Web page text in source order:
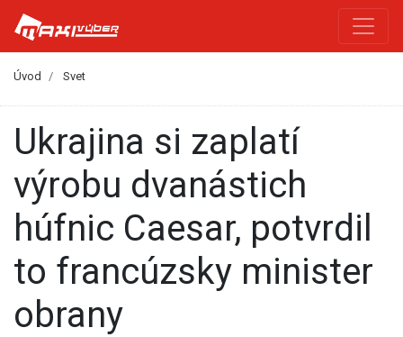
Úvod Svet
Ukrajina si zaplatí
výrobu dvanástich
húfnic Caesar, potvrdil
to francúzsky minister
obrany